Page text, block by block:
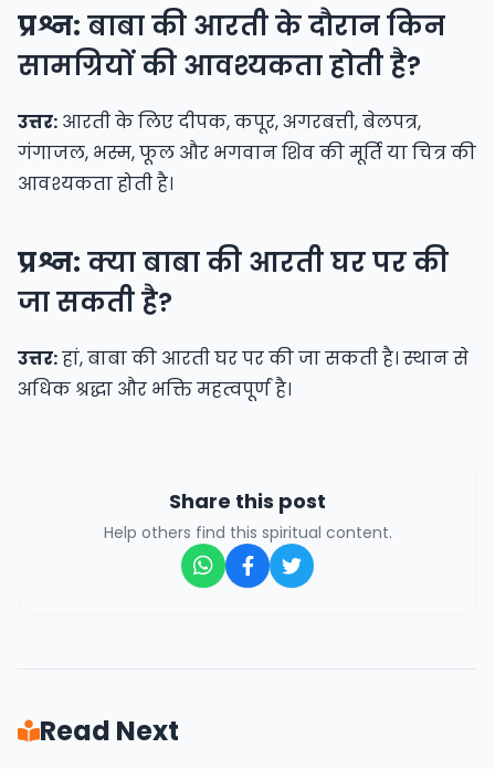
प्रश्न: बाबा की आरती के दौरान किन
सामग्रियों की आवश्यकता होती है?
उत्तर: आरती के लिए दीपक, कपूर, अगरबत्ती, बेलपत्र,
गंगाजल, भस्म, फूल और भगवान शिव की मूर्ति या चित्र की
आवश्यकता होती है।
प्रश्न: क्या बाबा की आरती घर पर की
जा सकती है?
उत्तर:हां, बाबा की आरती घर पर की जा सकती है। स्थान से
अधिक श्रद्धा और भक्ति महत्वपूर्ण है।
Share this post
Help others find this spiritual content.
Read Next